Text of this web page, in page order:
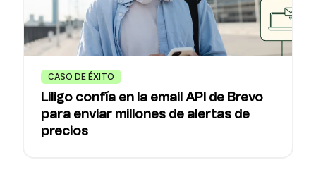
CASO DE ÉXITO
Liligo confía en la email API de Brevo
para enviar millones de alertas de
precios